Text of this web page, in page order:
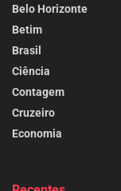
Belo Horizonte
Betim
Brasil
Ciência
Contagem
Cruzeiro
Economia